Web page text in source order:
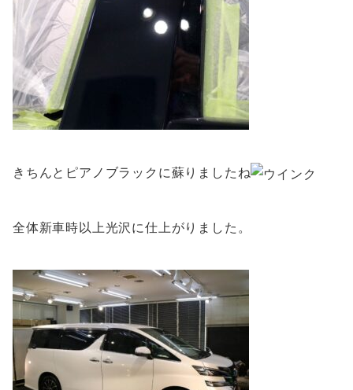
きちんとピアノブラックに蘇りましたね
全体新車時以上光沢に仕上がりました。